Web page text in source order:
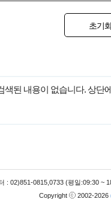
초기
색된 내용이 없습니다. 상단
: 02)851-0815,0733 (평일:09:30 ~
Copyright
2002-2026